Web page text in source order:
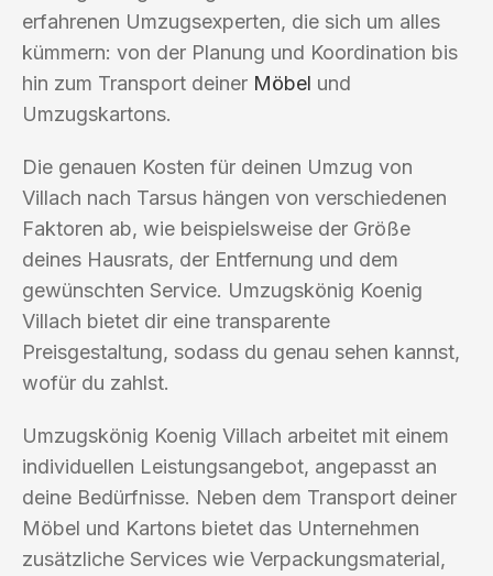
erfahrenen Umzugsexperten, die sich um alles
kümmern: von der Planung und Koordination bis
hin zum Transport deiner Möbel und
Umzugskartons.
Die genauen Kosten für deinen Umzug von
Villach nach Tarsus hängen von verschiedenen
Faktoren ab, wie beispielsweise der Größe
deines Hausrats, der Entfernung und dem
gewünschten Service. Umzugskönig Koenig
Villach bietet dir eine transparente
Preisgestaltung, sodass du genau sehen kannst,
wofür du zahlst.
Umzugskönig Koenig Villach arbeitet mit einem
individuellen Leistungsangebot, angepasst an
deine Bedürfnisse. Neben dem Transport deiner
Möbel und Kartons bietet das Unternehmen
zusätzliche Services wie Verpackungsmaterial,